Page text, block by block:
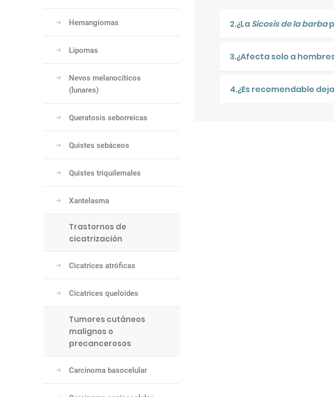
Hemangiomas
Lipomas
Nevos melanocíticos
(lunares)
Queratosis seborreicas
Quistes sebáceos
Quistes triquilemales
Xantelasma
Trastornos de
cicatrización
Cicatrices atróficas
Cicatrices queloides
Tumores cutáneos
malignos o
precancerosos
Carcinoma basocelular
2.¿LaSicosis de la barba
3.¿Afecta solo a
4.¿Es recomendable